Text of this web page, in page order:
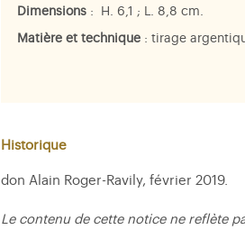
Dimensions : H. 6,1 ; L. 8,8 cm.
Matière et technique : tirage
Historique
don Alain Roger-Ravily, février 2019.
Le contenu de cette notice ne reflète